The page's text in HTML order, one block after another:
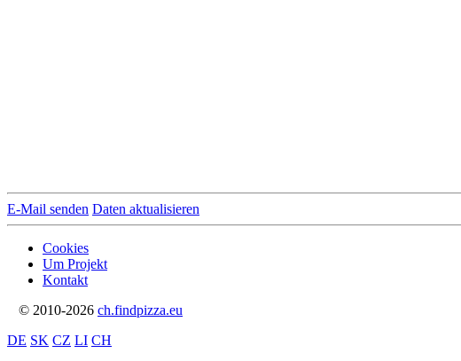
E-Mail senden Daten aktualisieren
Cookies
Um Projekt
Kontakt
© 2010-2026 ch.findpizza.eu
DE SK CZ LI CH